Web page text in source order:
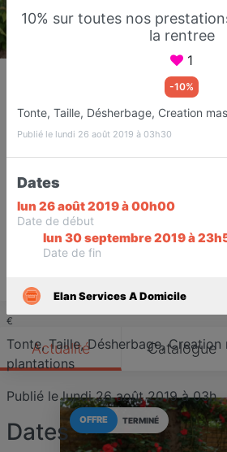
Elan Services
SUCY EN BRIE
Favori Contacter
Sur rendez-vous jusqu'à minuit
Actualité Catalogue
TERMINÉ
OFFRE
10% sur toutes nos
la rentree
1
-10%
Tonte, Taille, Désherbage, Creation
Publié le lundi 26 août 2019 à 03h30
Dates
lun 26 août 2019 à 00h00
Date de début
lun 30 septembre 2019 à
Date de fin
Elan Services A Domicile
€
Tonte, Taille, Désherbage, Creation
plantations
Publié le lundi 26 août 2019 à 03h
Dates